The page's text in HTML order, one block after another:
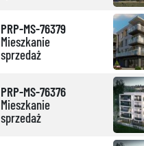
PRP-MS-76379
Mieszkanie
sprzedaż
PRP-MS-76376
Mieszkanie
sprzedaż